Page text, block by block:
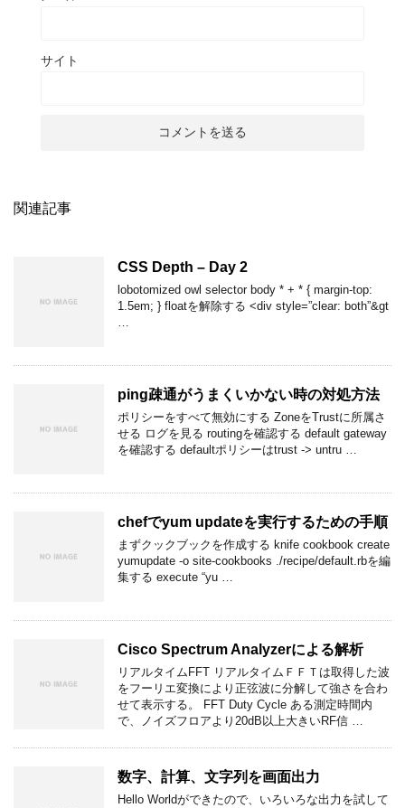
サイト
関連記事
CSS Depth – Day 2
lobotomized owl selector body * + * { margin-top:
1.5em; } floatを解除する <div style=”clear: both”&gt
…
ping疎通がうまくいかない時の対処方法
ポリシーをすべて無効にする ZoneをTrustに所属さ
せる ログを見る routingを確認する default gateway
を確認する defaultポリシーはtrust -> untru …
chefでyum updateを実行するための手順
まずクックブックを作成する knife cookbook create
yumupdate -o site-cookbooks ./recipe/default.rbを編
集する execute “yu …
Cisco Spectrum Analyzerによる解析
リアルタイムFFT リアルタイムＦＦＴは取得した波
をフーリエ変換により正弦波に分解して強さを合わ
せて表示する。 FFT Duty Cycle ある測定時間内
で、ノイズフロアより20dB以上大きいRF信 …
数字、計算、文字列を画面出力
Hello Worldができたので、いろいろな出力を試して